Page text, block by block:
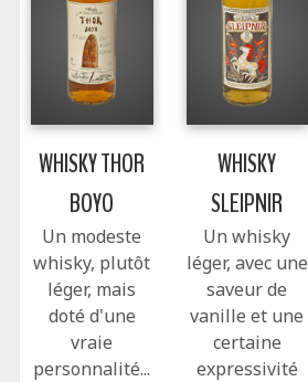
WHISKY THOR
BOYO
Un modeste
whisky, plutôt
léger, mais
doté d'une
vraie
personnalité...
WHISKY
SLEIPNIR
Un whisky
léger, avec une
saveur de
vanille et une
certaine
expressivité